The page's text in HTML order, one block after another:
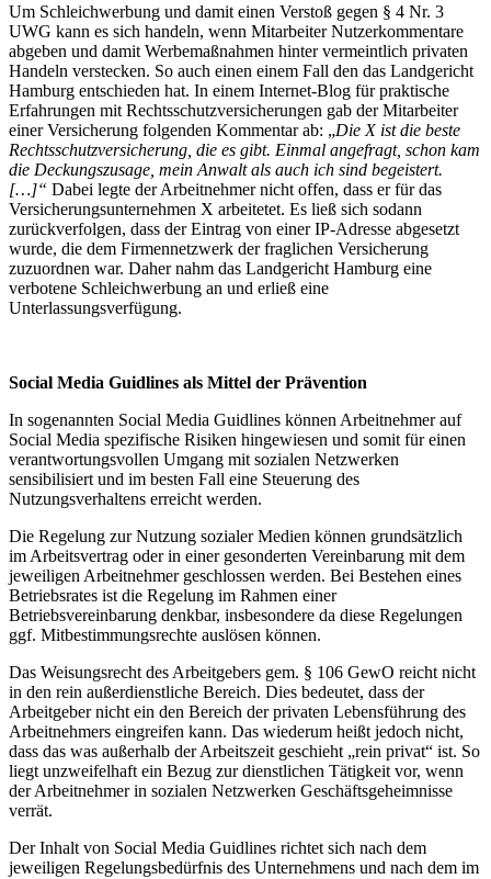
Um Schleichwerbung und damit einen Verstoß gegen § 4 Nr. 3
UWG kann es sich handeln, wenn Mitarbeiter Nutzerkommentare
abgeben und damit Werbemaßnahmen hinter vermeintlich privaten
Handeln verstecken. So auch einen einem Fall den das Landgericht
Hamburg entschieden hat. In einem Internet-Blog für praktische
Erfahrungen mit Rechtsschutzversicherungen gab der Mitarbeiter
einer Versicherung folgenden Kommentar ab: „Die X ist die beste
Rechtsschutzversicherung, die es gibt. Einmal angefragt, schon kam
die Deckungszusage, mein Anwalt als auch ich sind begeistert.
[…]“ Dabei legte der Arbeitnehmer nicht offen, dass er für das
Versicherungsunternehmen X arbeitetet. Es ließ sich sodann
zurückverfolgen, dass der Eintrag von einer IP-Adresse abgesetzt
wurde, die dem Firmennetzwerk der fraglichen Versicherung
zuzuordnen war. Daher nahm das Landgericht Hamburg eine
verbotene Schleichwerbung an und erließ eine
Unterlassungsverfügung.
Social Media Guidlines als Mittel der Prävention
In sogenannten Social Media Guidlines können Arbeitnehmer auf
Social Media spezifische Risiken hingewiesen und somit für einen
verantwortungsvollen Umgang mit sozialen Netzwerken
sensibilisiert und im besten Fall eine Steuerung des
Nutzungsverhaltens erreicht werden.
Die Regelung zur Nutzung sozialer Medien können grundsätzlich
im Arbeitsvertrag oder in einer gesonderten Vereinbarung mit dem
jeweiligen Arbeitnehmer geschlossen werden. Bei Bestehen eines
Betriebsrates ist die Regelung im Rahmen einer
Betriebsvereinbarung denkbar, insbesondere da diese Regelungen
ggf. Mitbestimmungsrechte auslösen können.
Das Weisungsrecht des Arbeitgebers gem. § 106 GewO reicht nicht
in den rein außerdienstliche Bereich. Dies bedeutet, dass der
Arbeitgeber nicht ein den Bereich der privaten Lebensführung des
Arbeitnehmers eingreifen kann. Das wiederum heißt jedoch nicht,
dass das was außerhalb der Arbeitszeit geschieht „rein privat“ ist. So
liegt unzweifelhaft ein Bezug zur dienstlichen Tätigkeit vor, wenn
der Arbeitnehmer in sozialen Netzwerken Geschäftsgeheimnisse
verrät.
Der Inhalt von Social Media Guidlines richtet sich nach dem
jeweiligen Regelungsbedürfnis des Unternehmens und nach dem im